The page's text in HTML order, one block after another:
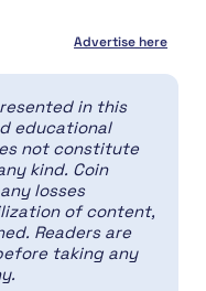
Advertise here
in this
educational
not constitute
kind. Coin
losses
of content,
Readers are
taking any